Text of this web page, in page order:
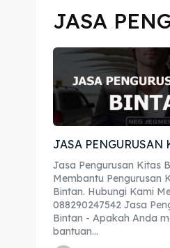
JASA
JASA PENGURUSAN
Jasa Pengurusan Kitas
Membantu Pengurusan
Bintan. Hubungi Kami
088290247542 Jasa Pengurusan Kitas
Bintan - Apakah Anda
bantuan...